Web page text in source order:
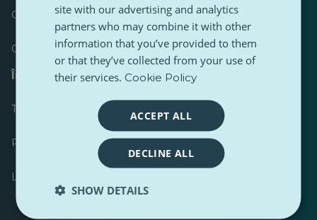
Ghid de stil pentru conținut PulseZ
Ghid de postare pentru contributori PulseZ
Întrebări frecvente
Trimiteți o cerere
Raportați o problemă
Lăsați feedback
site with our advertising and analytics
partners who may combine it with other
information that you’ve provided to them
or that they’ve collected from your use of
their services. Cookie Policy
ACCEPT ALL
DECLINE ALL
SHOW DETAILS